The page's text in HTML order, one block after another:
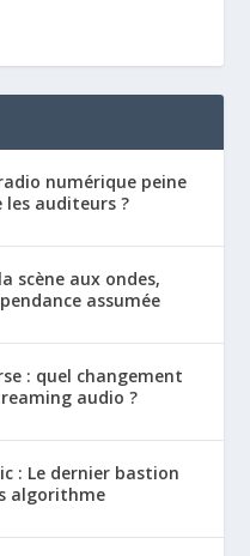
numérique peine
les auditeurs ?
scène aux ondes,
assumée
: quel changement
audio ?
: Le dernier bastion
algorithme